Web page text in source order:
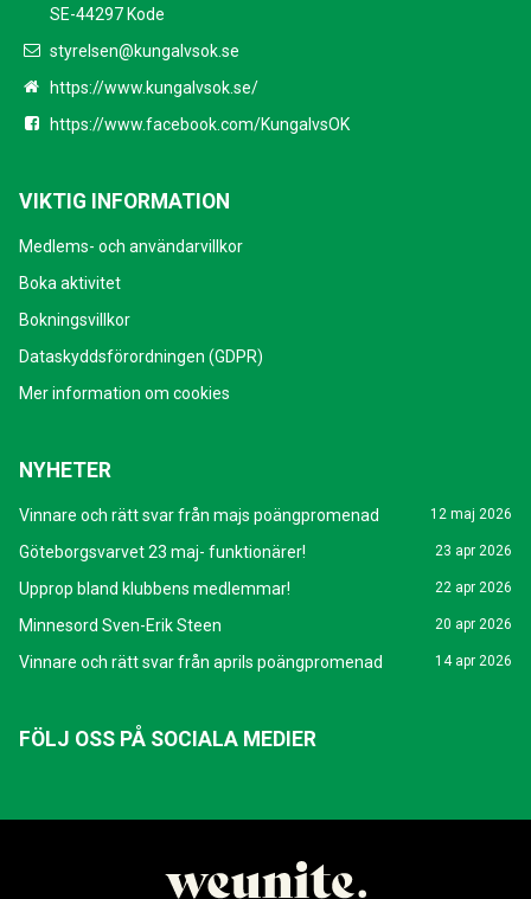
SE-44297 Kode
styrelsen@kungalvsok.se
https://www.kungalvsok.se/
https://www.facebook.com/KungalvsOK
VIKTIG INFORMATION
Medlems- och användarvillkor
Boka aktivitet
Bokningsvillkor
Dataskyddsförordningen (GDPR)
Mer information om cookies
NYHETER
Vinnare och rätt svar från majs poängpromenad 12 maj 2026
Göteborgsvarvet 23 maj- funktionärer! 23 apr 2026
Upprop bland klubbens medlemmar! 22 apr 2026
Minnesord Sven-Erik Steen 20 apr 2026
Vinnare och rätt svar från aprils poängpromenad 14 apr 2026
FÖLJ OSS PÅ SOCIALA MEDIER